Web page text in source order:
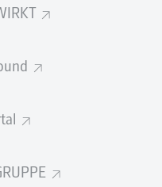
geht. Wir müssen es
aufdribbeln",